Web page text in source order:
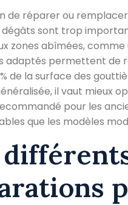
de réparer ou
dégâts sont trop
zones abîmées,
adaptés permettent de
de la surface des
il vaut mieux
pour les
que les modèles